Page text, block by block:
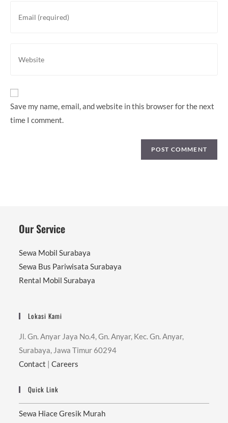
username
your
your
URL
Save my name, email, and website in this browser for the next
time I comment.
Our Service
Sewa Mobil Surabaya
Sewa Bus Pariwisata Surabaya
Rental Mobil Surabaya
Lokasi Kami
Jl. Gn. Anyar Jaya No.4, Gn. Anyar, Kec. Gn. Anyar,
Surabaya, Jawa Timur 60294
Contact |Careers
Quick Link
Sewa Hiace Gresik Murah